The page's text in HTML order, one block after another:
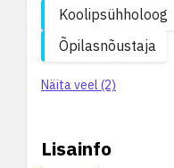
Koolipsühholoog
Õpilasnõustaja
Näita veel (2)
Lisainfo